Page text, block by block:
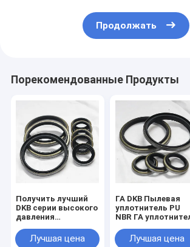
Продолжать
Порекомендованные Продукты
Получить лучший
DKB серии высокого
давления
уплотнения для
гидравлического
Лучшая цена
ГА DKB Пылевая
уплотнитель PU
NBR ГА
выбор для всех
отраслей
Лучшая цена